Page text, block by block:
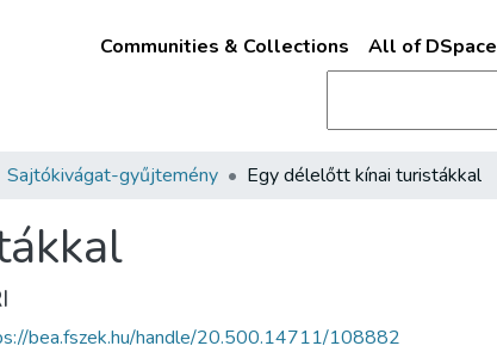
Communities & Collections All of DSpace
Sajtókivágat-gyűjtemény Egy délelőtt kínai turistákkal
bea.fszek.hu/handle/20.500.14711/108882